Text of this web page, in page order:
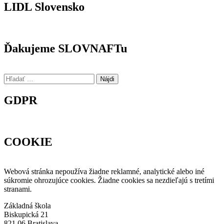
LIDL Slovensko
Ďakujeme SLOVNAFTu
Hľadať:
GDPR
COOKIE
Webová stránka nepoužíva žiadne reklamné, analytické alebo iné
súkromie ohrozujúce cookies. Žiadne cookies sa nezdieľajú s tretími
stranami.
Základná škola
Biskupická 21